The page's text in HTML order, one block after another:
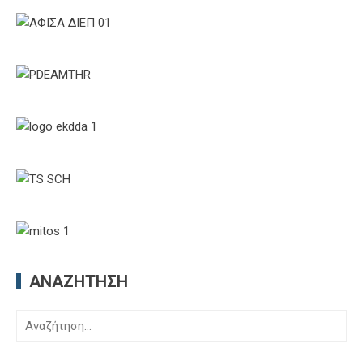
ΑΝΑΖΉΤΗΣΗ
Αναζήτηση